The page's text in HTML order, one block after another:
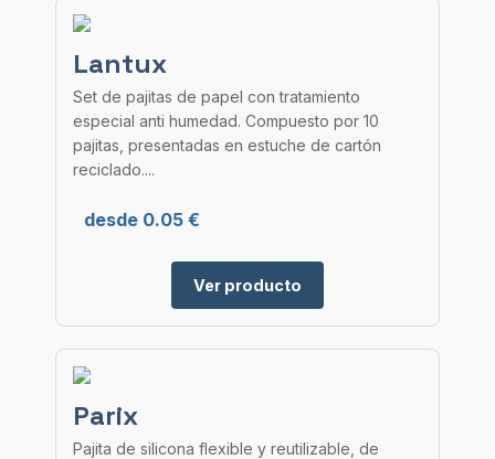
Lantux
Set de pajitas de papel con tratamiento
especial anti humedad. Compuesto por 10
pajitas, presentadas en estuche de cartón
reciclado....
desde 0.05 €
Ver producto
Parix
Pajita de silicona flexible y reutilizable, de